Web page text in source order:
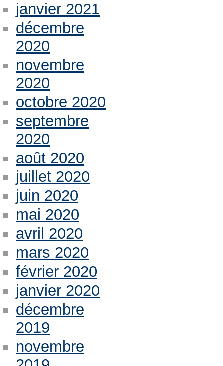
janvier 2021
décembre
2020
novembre
2020
octobre 2020
septembre
2020
août 2020
juillet 2020
juin 2020
mai 2020
avril 2020
mars 2020
février 2020
janvier 2020
décembre
2019
novembre